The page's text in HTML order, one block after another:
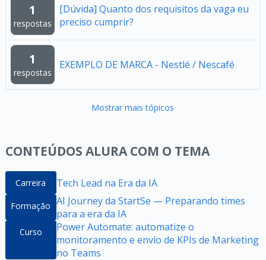
1
respostas
[Dúvida] Quanto dos requisitos da vaga eu
preciso cumprir?
1
respostas
EXEMPLO DE MARCA - Nestlé / Nescafé
Mostrar mais tópicos
CONTEÚDOS ALURA COM O TEMA
Carreira Tech Lead na Era da IA
Formação AI Journey da StartSe — Preparando times
para a era da IA
Curso
Power Automate: automatize o
monitoramento e envio de KPIs de Marketing
no Teams